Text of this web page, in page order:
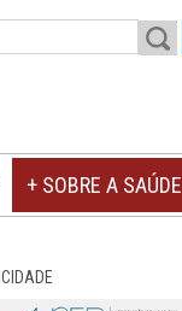
+ SOBRE A SAÚDE